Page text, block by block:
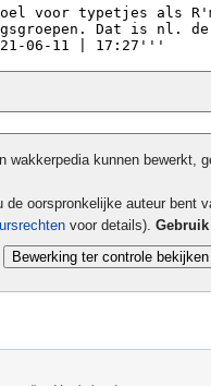
wakkerpedia kunnen bewerkt,
de oorspronkelijke auteur bent
voor details).